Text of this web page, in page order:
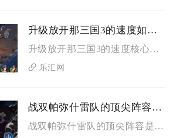
升级放开那三国3的速度如何提升
升级放开那三国3的速度核心在于主线推进、副本扫荡、日常与限时...
乐汇网
战双帕弥什雷队的顶尖阵容是否适合pve
战双帕弥什雷队的顶尖阵容是当前PVE环境中的T0级选择，对单...